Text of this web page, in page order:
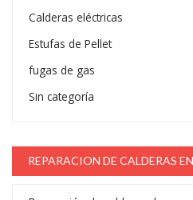
Calderas eléctricas
Estufas de Pellet
fugas de gas
Sin categoría
REPARACION DE CALDERAS